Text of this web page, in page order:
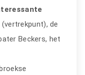
de
Beckers, het